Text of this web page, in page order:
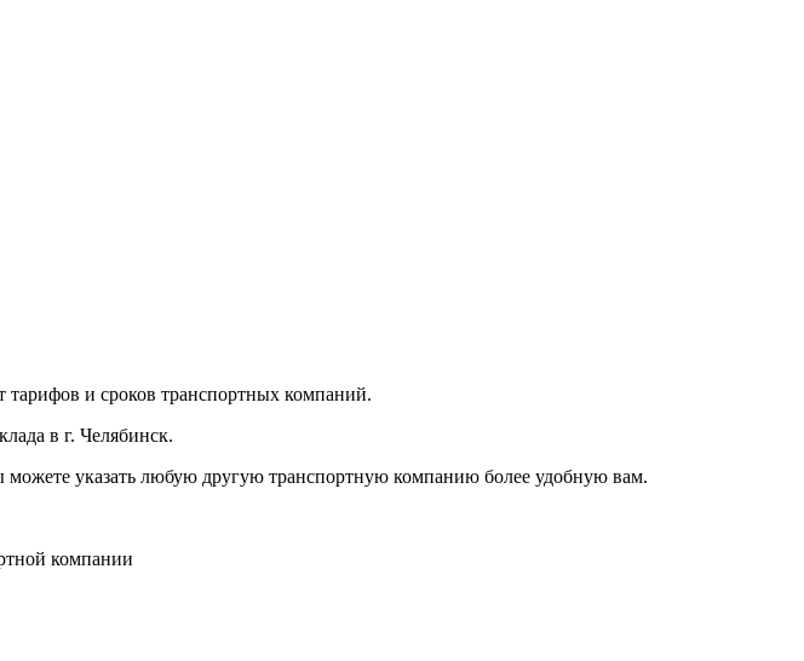
тарифов и сроков транспортных компаний.
в г. Челябинск.
указать любую другую транспортную компанию более удобную вам.
компании